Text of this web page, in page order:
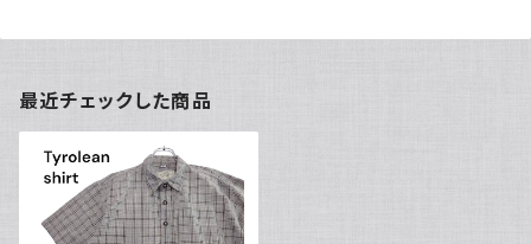
最近チェックした商品